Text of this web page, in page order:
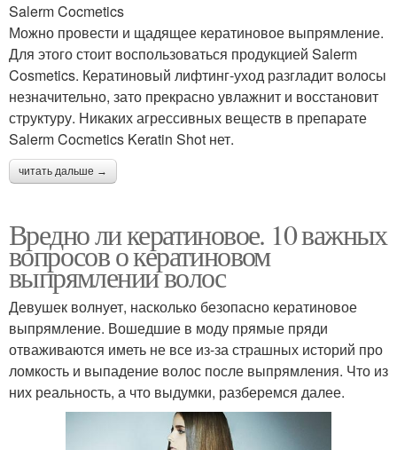
Salerm Cocmetics
Можно провести и щадящее кератиновое выпрямление.
Для этого стоит воспользоваться продукцией Salerm
Cosmetics. Кератиновый лифтинг-уход разгладит волосы
незначительно, зато прекрасно увлажнит и восстановит
структуру. Никаких агрессивных веществ в препарате
Salerm Cocmetics Keratin Shot нет.
читать дальше →
Вредно ли кератиновое. 10 важных
вопросов о кератиновом
выпрямлении волос
Девушек волнует, насколько безопасно кератиновое
выпрямление. Вошедшие в моду прямые пряди
отваживаются иметь не все из-за страшных историй про
ломкость и выпадение волос после выпрямления. Что из
них реальность, а что выдумки, разберемся далее.